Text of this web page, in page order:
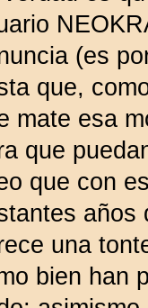
(es
que,
mate esa
que
que con
años
una
bien han